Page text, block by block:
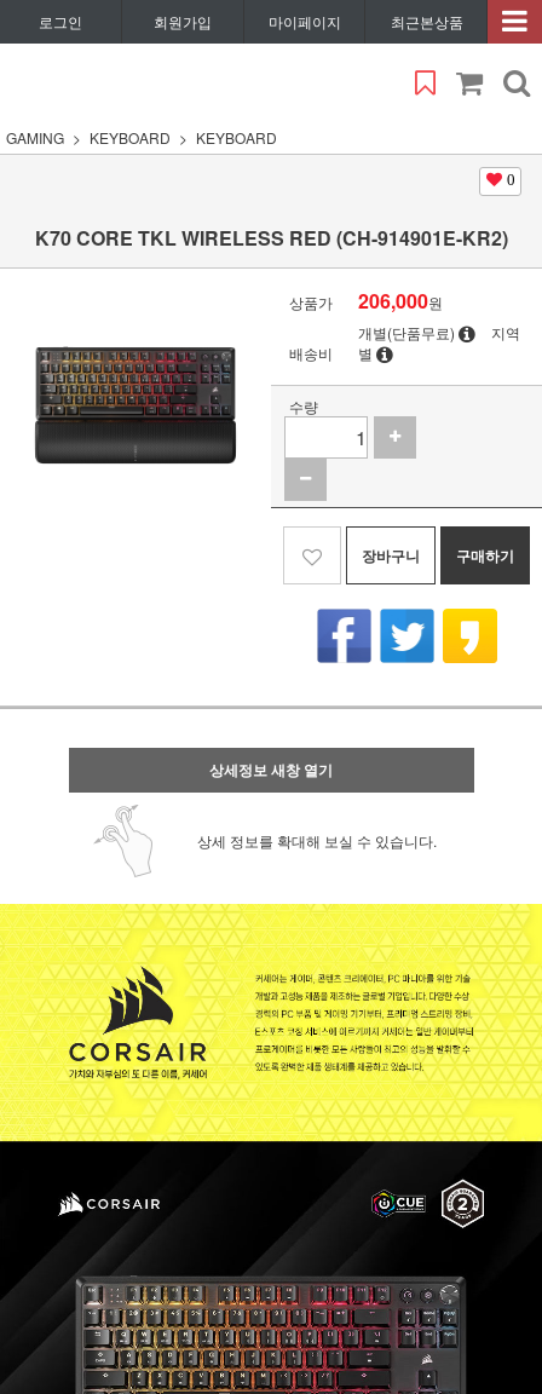
로그인 회원가입 마이페이지 최근본상품
GAMING KEYBOARD KEYBOARD
0
K70 CORE TKL WIRELESS RED (CH-914901E-KR2)
상품가 206,000원
배송비
개별(단품무료)
지역
별
수량
장바구니 구매하기
상세정보 새창 열기
상세 정보를 확대해 보실 수 있습니다.